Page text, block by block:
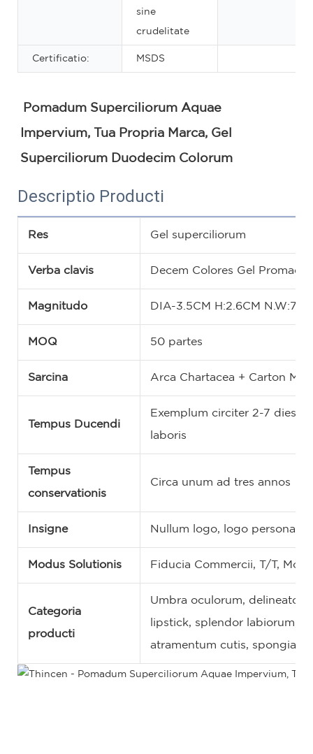
sine
crudelitate
Certificatio: MSDS
Pomadum Superciliorum Aquae
Impervium, Tua Propria Marca, Gel
Superciliorum Duodecim Colorum
Descriptio Producti
Res Gel superciliorum
Verba clavis Decem Colores Gel Promade
Magnitudo DIA-3.5CM H:2.6CM N.W:7G
MOQ 50 partes
Sarcina Arca Chartacea + Carton
Tempus Ducendi
Exemplum circiter 2-7 dies
laboris
Tempus
conservationis
Circa unum ad tres annos
Insigne Nullum logo, logo
Modus Solutionis Fiducia Commercii, T/T,
Categoria
producti
Umbra oculorum, delineator
lipstick, splendor labiorum,
atramentum cutis, spongia,